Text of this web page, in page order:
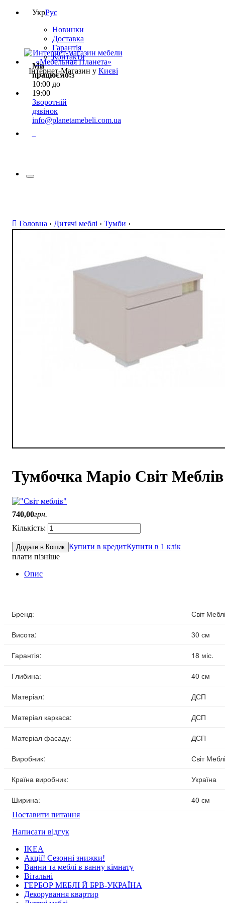
УкрРус
Новинки
Доставка
Гарантія
Контакти
Ми
працюємо:з
10:00 до
19:00
Зворотній
дзвінок
info@planetamebeli.com.ua
Інтернет-Магазин у Києві
Головна › Дитячі меблі › Тумби ›
Тумбочка Маріо Світ Меблів
740,00грн.
Додати в Кошик Купити в кредитКупити в 1 клік
плати пізніше
Опис
Бренд: Світ
Висота: 30 см
Гарантія: 18 міс.
Глибина: 40 см
Матеріал: ДСП
Матеріал каркаса: ДСП
Матеріал фасаду: ДСП
Виробник: Світ
Країна виробник: Україна
Ширина: 40 см
Поставити питання
Написати відгук
IKEA
Акції! Сезонні знижки!
Ванни та меблі в ванну кімнату
Вітальні
ГЕРБОР МЕБЛІ Й БРВ-УКРАЇНА
Декорування квартир